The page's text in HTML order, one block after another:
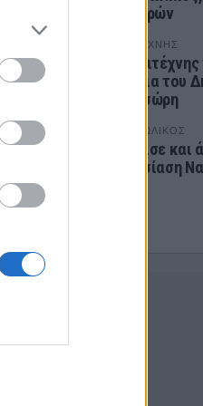
των θυρών
ΕΡΑΣΙΤΕΧΝΗΣ
Ο
απώλεια του
Καρατσώρη
ΠΑΝΑΙΤΩΛΙΚΟΣ
Ξεχώρισε και
παρουσίαση